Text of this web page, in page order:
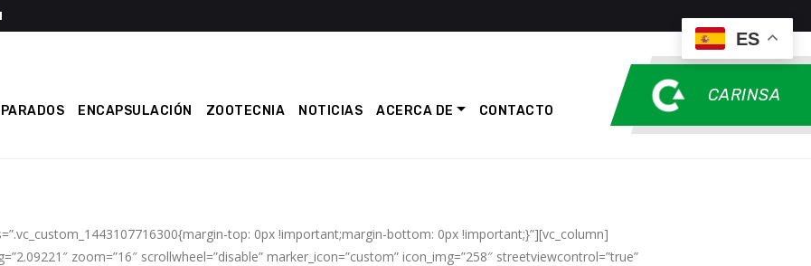
ENCAPSULACIÓN ZOOTECNIA NOTICIAS ACERCA DE CONTACTO
CARINSA
top: 0px !important;margin-bottom: 0px !important;}”][vc_column]
zoom=”16″ scrollwheel=”disable” marker_icon=”custom” icon_img=”258″ streetviewcontrol=”true”
ES